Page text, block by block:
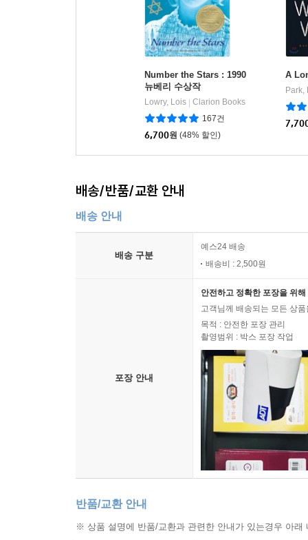
Number the Stars : 1990
뉴베리 수상작
Lowry, Lois
Clarion Books
167건
6,700원 (48% 할인)
A
Park,
배송/반품/교환 안내
배송 안내
배송 구분
예스24 배송
배송비 : 2,500원
포장 안내
안전하고 정확한 포장을 위
고객님께 배송되는 모든 상
목적 : 안전한 포장 관리
촬영범위 : 박스 포장 작업
반품/교환 안내
※ 상품 설명에 반품/교환과 관련한 안내가 있는경우 아